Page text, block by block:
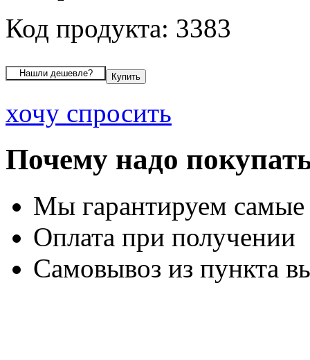
Код продукта: 3383
хочу спросить
Почему надо
Мы гарантируем
Оплата при получении
Самовывоз из пункта